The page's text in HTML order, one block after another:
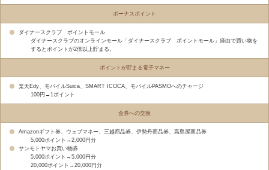
ボーナスポイント
ダイナースクラブ ポイントモール
ダイナースクラブのオンラインモール「ダイナースクラブ ポイントモール」経由で買い物を
するとポイントが2倍以上貯まる。
ポイントが貯まる電子マネー
楽天Edy、モバイルSuica、SMART ICOCA、モバイルPASMOへのチャージ
100円→1ポイント
金券への交換
Amazonギフト券、ウェブマネー、三越商品券、伊勢丹商品券、高島屋商品券
5,000ポイント→2,000円分
サンモトヤマお買い物券
5,000ポイント→5,000円分
20,000ポイント→20,000円分